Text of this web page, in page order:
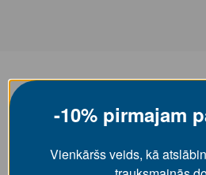
-10% pirmajam
Vienkāršs veids, kā